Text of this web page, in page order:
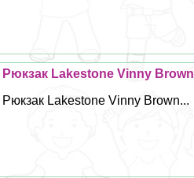
Рюкзак Lakestone Vinny Brown
Рюкзак Lakestone Vinny Brown...